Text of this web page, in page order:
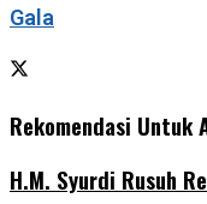
Gala
Rekomendasi Untuk
H.M. Syurdi Rusuh